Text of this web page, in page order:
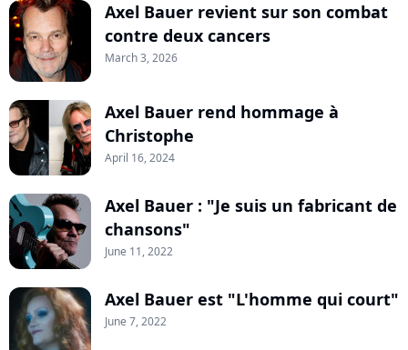
Axel Bauer revient sur son combat
contre deux cancers
March 3, 2026
Axel Bauer rend hommage à
Christophe
April 16, 2024
Axel Bauer : "Je suis un fabricant de
chansons"
June 11, 2022
Axel Bauer est "L'homme qui court"
June 7, 2022